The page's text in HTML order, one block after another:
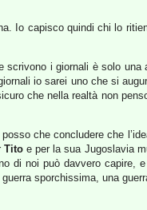
Io capisco quindi chi lo
i giornali è solo una
io sarei uno che si
che nella realtà non
che concludere che
Titoe per la sua Jugoslavia
di noi può davvero capire,
sporchissima, una